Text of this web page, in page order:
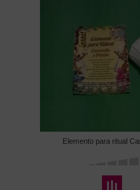
Elemento para ritual